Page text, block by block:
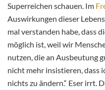
Superreichen schauen. Im
Auswirkungen dieser
mal verstanden habe, dass
möglich ist, weil wir
nutzen, die an Ausbeutung
nicht mehr insistieren, dass
nichts zu ändern.“ Eser irrt.